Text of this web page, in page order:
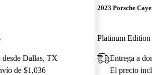
Dallas, TX
de $1,036
2023 Porsche
Platinum
Entrega a
El precio